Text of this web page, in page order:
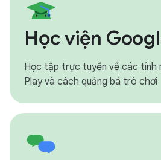
Học viện
Học tập trực tuyến về các tính
Play và cách quảng bá trò chơi